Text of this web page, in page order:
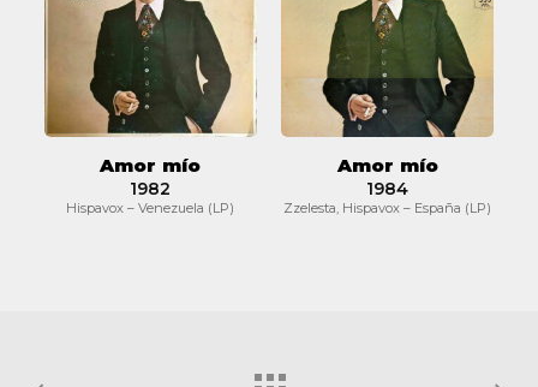
Amor mío
1982
Hispavox – Venezuela (LP)
Amor mío
1984
Zzelesta, Hispavox – España (LP)